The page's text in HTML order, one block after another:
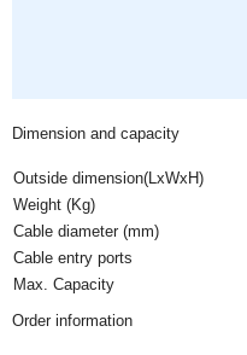
Dimension and capacity
Outside dimension(LxWxH)
Weight (Kg)
Cable diameter (mm)
Cable entry ports
Max. Capacity
Order information